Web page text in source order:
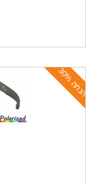
ה
נ
ח
ה
3
0
%